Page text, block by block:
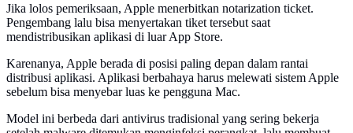
Jika lolos pemeriksaan, Apple menerbitkan notarization ticket.
Pengembang lalu bisa menyertakan tiket tersebut saat
mendistribusikan aplikasi di luar App Store.
Karenanya, Apple berada di posisi paling depan dalam rantai
distribusi aplikasi. Aplikasi berbahaya harus melewati sistem Apple
sebelum bisa menyebar luas ke pengguna Mac.
Model ini berbeda dari antivirus tradisional yang sering bekerja